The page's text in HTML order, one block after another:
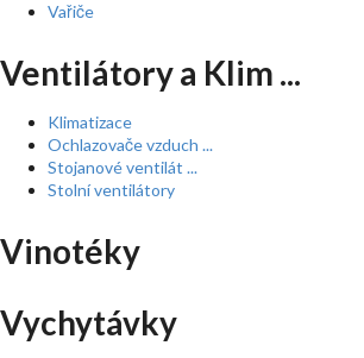
Vařiče
Ventilátory a Klim ...
Klimatizace
Ochlazovače vzduch ...
Stojanové ventilát ...
Stolní ventilátory
Vinotéky
Vychytávky